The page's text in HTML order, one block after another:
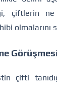
çiftlerin
olmalarını
Görüşmesi
çifti